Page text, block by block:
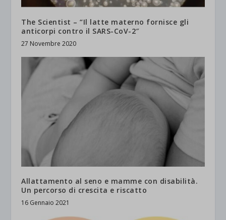
The Scientist – “Il latte materno fornisce gli
anticorpi contro il SARS-CoV-2″
27 Novembre 2020
Allattamento al seno e mamme con disabilità.
Un percorso di crescita e riscatto
16 Gennaio 2021